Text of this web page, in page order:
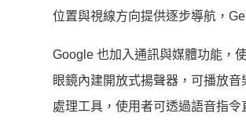
位置與視線方向提供逐步導航，
Google 也加入通訊與媒體功能，
眼鏡內建開放式揚聲器，可播放
處理工具，使用者可透過語音指